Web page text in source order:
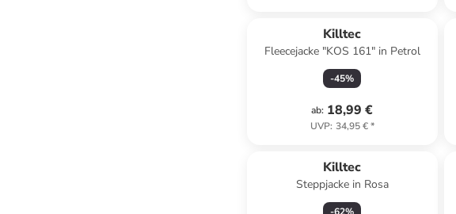
Killtec
Fleecejacke "KOS 161" in Petrol
-45%
ab: 18,99 €
UVP: 34,95 €*
Killtec
Steppjacke in Rosa